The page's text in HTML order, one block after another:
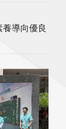
導向優良